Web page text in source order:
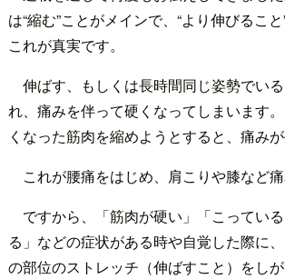
は“縮む”ことがメインで、“より伸びること
これが真実です。
伸ばす、もしくは長時間同じ姿勢でい
れ、痛みを伴って硬くなってしまいます
くなった筋肉を縮めようとすると、痛みが
これが腰痛をはじめ、肩こりや膝など痛
ですから、「筋肉が硬い」「こってい
る」などの症状がある時や自覚した際に
の部位のストレッチ（伸ばすこと）をし